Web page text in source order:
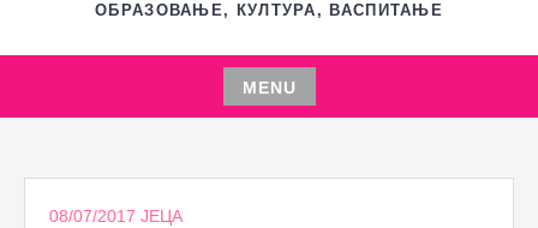
ОБРАЗОВАЊЕ, КУЛТУРА, ВАСПИТАЊЕ
MENU
Skip
content
08/07/2017 ЈЕЦА